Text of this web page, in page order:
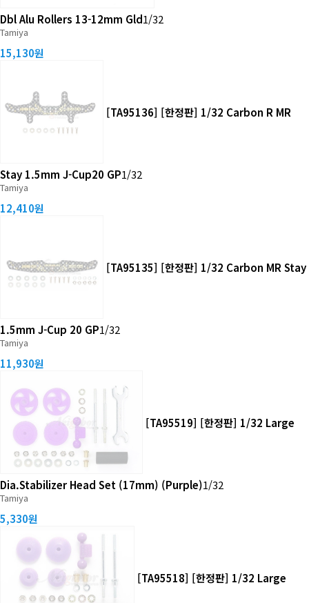
Dbl Alu Rollers 13-12mm Gld1/32
Tamiya
15,130원
[TA95136] [한정판] 1/32 Carbon R MR
Stay 1.5mm J-Cup20 GP1/32
Tamiya
12,410원
[TA95135] [한정판] 1/32 Carbon MR Stay
1.5mm J-Cup 20 GP1/32
Tamiya
11,930원
[TA95519] [한정판] 1/32 Large
Dia.Stabilizer Head Set (17mm) (Purple)1/32
Tamiya
5,330원
[TA95518] [한정판] 1/32 Large